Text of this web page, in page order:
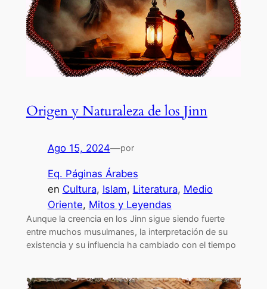
Origen y Naturaleza de los Jinn
Ago 15, 2024—por
Eq. Páginas Árabes
en Cultura, Islam, Literatura, Medio
Oriente, Mitos y Leyendas
Aunque la creencia en los Jinn sigue siendo fuerte
entre muchos musulmanes, la interpretación de su
existencia y su influencia ha cambiado con el tiempo